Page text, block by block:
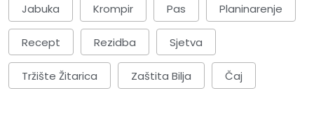
Jabuka Krompir Pas Planinarenje
Recept Rezidba Sjetva
Tržište Žitarica Zaštita Bilja Čaj